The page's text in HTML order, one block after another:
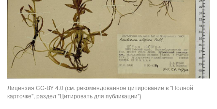
Лицензия CC-BY 4.0 (см. рекомендованное цитирование в "Полной
карточке", раздел "Цитировать для публикации")